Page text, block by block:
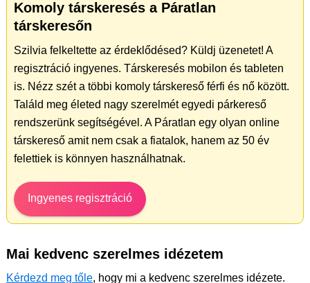
Komoly társkeresés a Páratlan
társkeresőn
Szilvia felkeltette az érdeklődésed? Küldj üzenetet! A
regisztráció ingyenes. Társkeresés mobilon és tableten
is. Nézz szét a többi komoly társkereső férfi és nő között.
Találd meg életed nagy szerelmét egyedi párkereső
rendszerünk segítségével. A Páratlan egy olyan online
társkereső amit nem csak a fiatalok, hanem az 50 év
felettiek is könnyen használhatnak.
Ingyenes regisztráció
Mai kedvenc szerelmes idézetem
Kérdezd meg tőle, hogy mi a kedvenc szerelmes idézete.